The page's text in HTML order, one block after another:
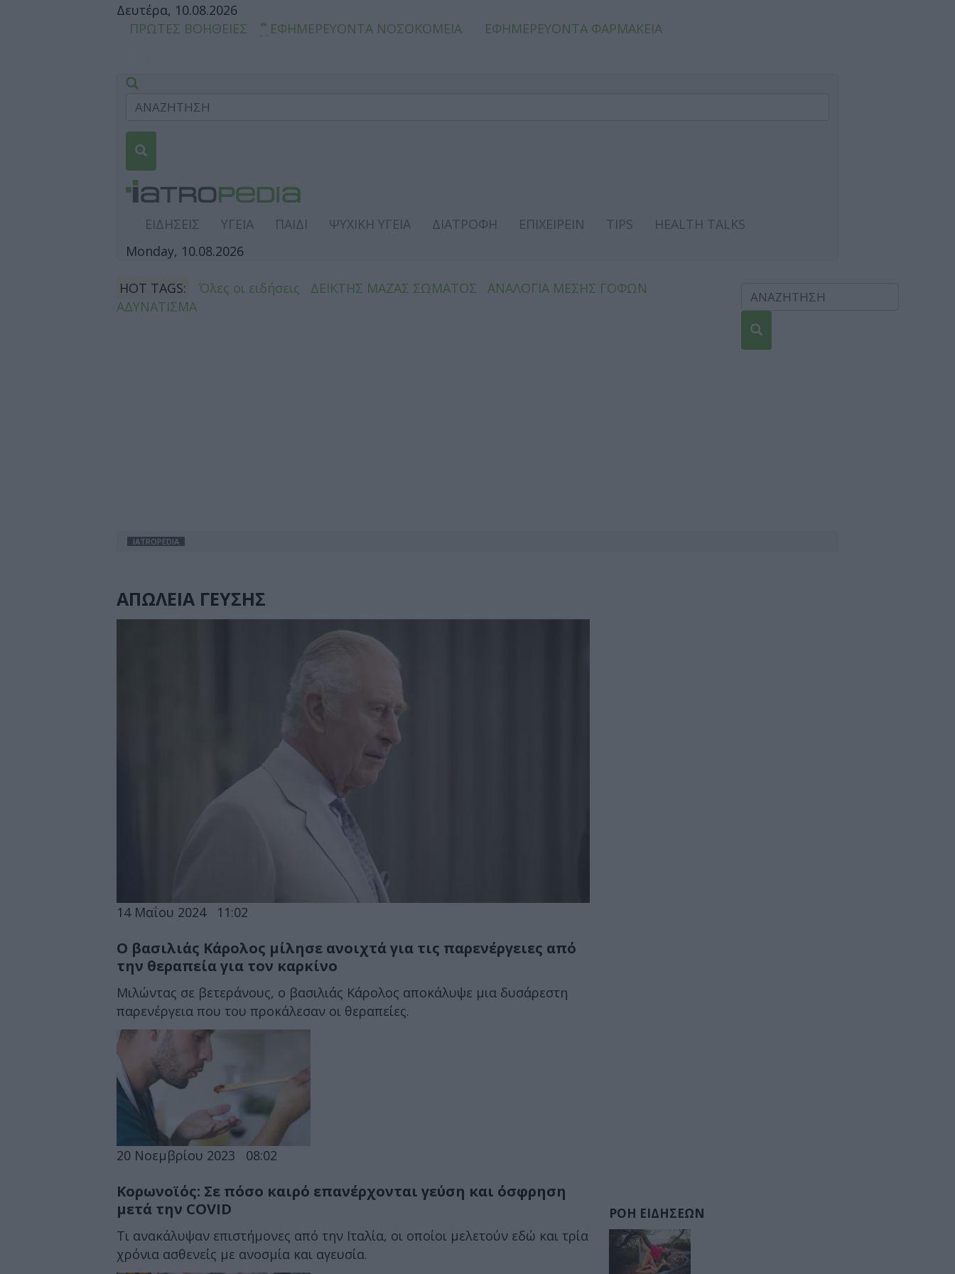
Δευτέρα, 10.08.2026
ΠΡΩΤΕΣ ΒΟΗΘΕΙΕΣ
ΕΦΗΜΕΡΕΥΟΝΤΑ ΝΟΣΟΚΟΜΕΙΑ ΕΦΗΜΕΡΕΥΟΝΤΑ ΦΑΡΜΑΚΕΙΑ
ΕΙΔΗΣΕΙΣ ΥΓΕΙΑ ΠΑΙΔΙ ΨΥΧΙΚΗ ΥΓΕΙΑ ΔΙΑΤΡΟΦΗ ΕΠΙΧΕΙΡΕΙΝ TIPS
HEALTH TALKS
Monday, 10.08.2026
HOT TAGS: Όλες οι ειδήσεις ΔΕΙΚΤΗΣ ΜΑΖΑΣ ΣΩΜΑΤΟΣ
ΑΝΑΛΟΓΙΑ ΜΕΣΗΣ ΓΟΦΩΝ
ΑΔΥΝΑΤΙΣΜΑ
IATROPEDIA
ΑΠΩΛΕΙΑ ΓΕΥΣΗΣ
14 Μαΐου 2024 11:02
Ο βασιλιάς Κάρολος μίλησε ανοιχτά για τις παρενέργειες από
την θεραπεία για τον καρκίνο
Μιλώντας σε βετεράνους, ο βασιλιάς Κάρολος αποκάλυψε μια δυσάρεστη
παρενέργεια που του προκάλεσαν οι θεραπείες.
20 Νοεμβρίου 2023 08:02
Κορωνοϊός: Σε πόσο καιρό επανέρχονται γεύση και όσφρηση
μετά την COVID
Τι ανακάλυψαν επιστήμονες από την Ιταλία, οι οποίοι μελετούν εδώ και τρία
χρόνια ασθενείς με ανοσμία και αγευσία.
ΡΟΗ ΕΙΔΗΣΕΩΝ